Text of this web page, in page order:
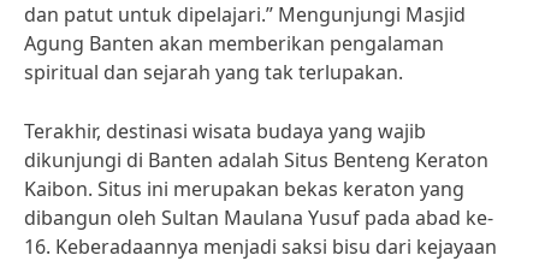
dan patut untuk dipelajari.” Mengunjungi Masjid
Agung Banten akan memberikan pengalaman
spiritual dan sejarah yang tak terlupakan.
Terakhir, destinasi wisata budaya yang wajib
dikunjungi di Banten adalah Situs Benteng Keraton
Kaibon. Situs ini merupakan bekas keraton yang
dibangun oleh Sultan Maulana Yusuf pada abad ke-
16. Keberadaannya menjadi saksi bisu dari kejayaan